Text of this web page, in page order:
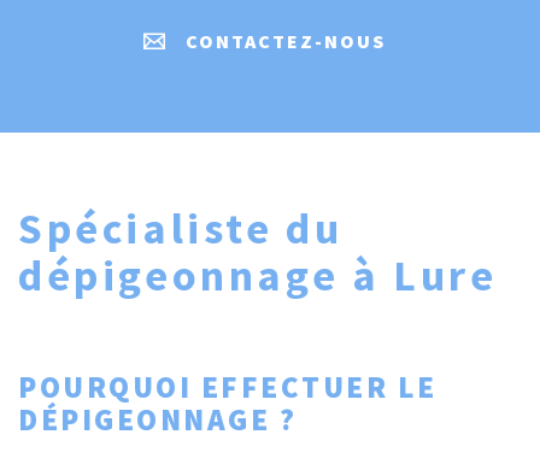
CONTACTEZ-NOUS
Spécialiste du
dépigeonnage à Lure
POURQUOI EFFECTUER LE
DÉPIGEONNAGE ?